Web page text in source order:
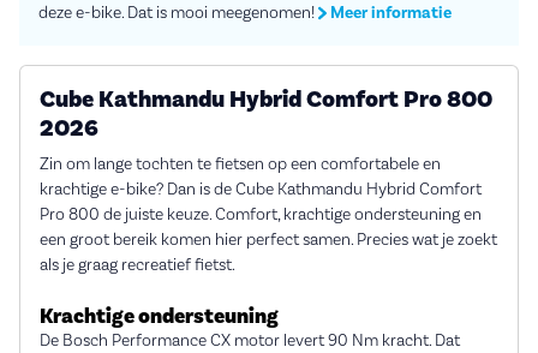
deze e-bike. Dat is mooi meegenomen!
Meer informatie
Cube Kathmandu Hybrid Comfort Pro 800
2026
Zin om lange tochten te fietsen op een comfortabele en
krachtige e-bike? Dan is de Cube Kathmandu Hybrid Comfort
Pro 800 de juiste keuze. Comfort, krachtige ondersteuning en
een groot bereik komen hier perfect samen. Precies wat je zoekt
als je graag recreatief fietst.
Krachtige ondersteuning
De Bosch Performance CX motor levert 90 Nm kracht. Dat